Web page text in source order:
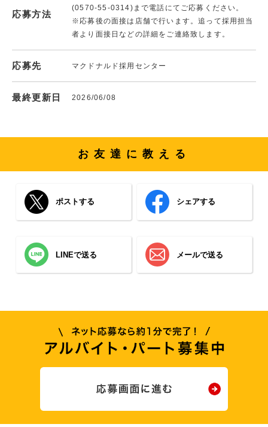
応募方法
(0570-55-0314)まで電話にてご応募ください。
※応募後の面接は店舗で行います。追って採用担当
者より面接日などの詳細をご連絡致します。
応募先 マクドナルド採用センター
最終更新日 2026/06/08
お友達に教える
ポストする シェアする
LINEで送る メールで送る